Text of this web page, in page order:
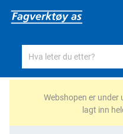
Webshopen er under
lagt inn